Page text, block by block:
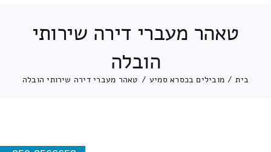
טאהר מעברי דירה שירותי
הובלה
בית / מובילים בכסרא סמיע / טאהר מעברי דירה שירותי הובלה